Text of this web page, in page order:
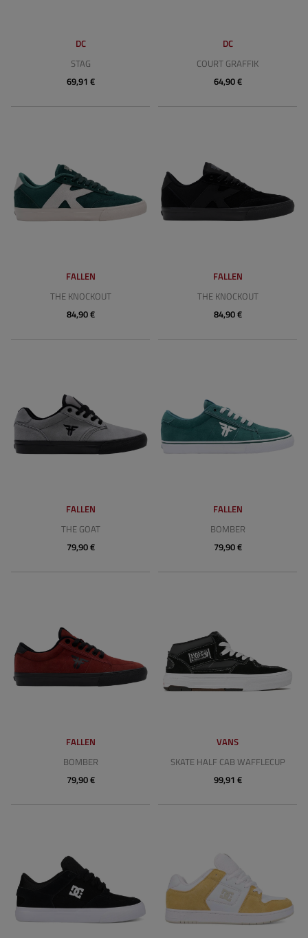
DC
STAG
69,91 €
DC
COURT GRAFFIK
64,90 €
FALLEN
THE KNOCKOUT
84,90 €
FALLEN
THE KNOCKOUT
84,90 €
FALLEN
THE GOAT
79,90 €
FALLEN
BOMBER
79,90 €
FALLEN
BOMBER
79,90 €
VANS
SKATE HALF CAB WAFFLECUP
99,91 €